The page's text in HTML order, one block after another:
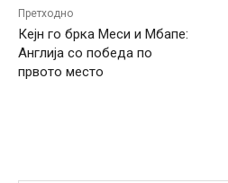
Претходно
Кејн го брка Меси и Мбапе:
Англија со победа по
првото место